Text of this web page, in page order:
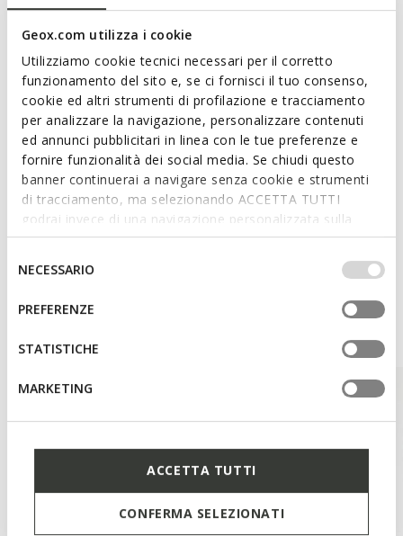
Geox.com utilizza i cookie
Utilizziamo cookie tecnici necessari per il corretto
funzionamento del sito e, se ci fornisci il tuo consenso,
cookie ed altri strumenti di profilazione e tracciamento
per analizzare la navigazione, personalizzare contenuti
ed annunci pubblicitari in linea con le tue preferenze e
fornire funzionalità dei social media. Se chiudi questo
banner continuerai a navigare senza cookie e strumenti
di tracciamento, ma selezionando ACCETTA TUTTI
godrai invece di una navigazione personalizzata sulla
base dei tuoi gusti ed interessi. Selezionando
IMPOSTAZIONI potrai anche scegliere quali cookies ed
altri strumenti di tracciamento autorizzare. Per maggiori
informazioni o per modificare in qualsiasi momento le
tue impostazioni, visita la nostra
consenso
NECESSARIO
PREFERENZE
STATISTICHE
MARKETING
ACCETTA TUTTI
CONFERMA SELEZIONATI
and comfort.
Detachable hood for changing to suit the weather
conditions; 2 external pockets; 1 internal pocket; Non-
removable faux-fur trim
Materials
Technologies